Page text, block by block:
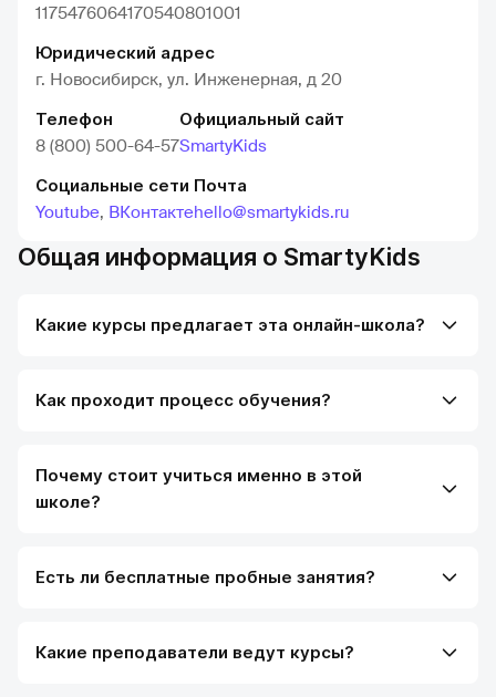
1175476064170540801001
Юридический адрес
г. Новосибирск, ул. Инженерная, д 20
Телефон
8 (800) 500-64-57
Официальный сайт
SmartyKids
Социальные сети
Youtube, ВКонтакте
Почта
hello@smartykids.ru
Общая информация о SmartyKids
Какие курсы предлагает эта онлайн-школа?
Как проходит процесс обучения?
Почему стоит учиться именно в этой
школе?
Есть ли бесплатные пробные занятия?
Какие преподаватели ведут курсы?